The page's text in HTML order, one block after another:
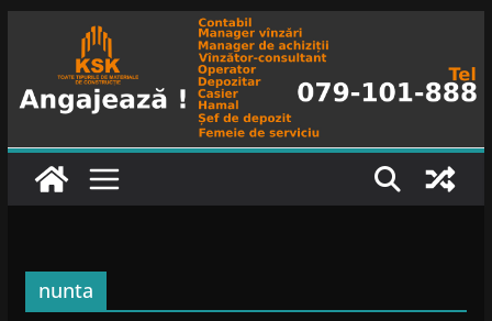
content
nunta